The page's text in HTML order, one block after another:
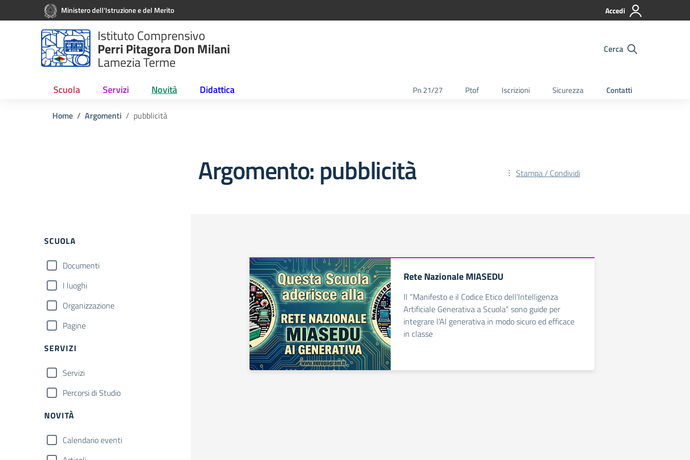
Vai ai contenuti
Vai al menu di navigazioneMinistero dell'Istruzione e del Merito Accedi
Istituto Comprensivo
Perri Pitagora Don Milani
Lamezia Terme
Cerca
Scuola Servizi Novità Didattica Pn 21/27 Ptof Iscrizioni Sicurezza Contatti
Home Argomenti pubblicità
Argomento: pubblicità Stampa / Condividi
SCUOLA
Documenti
I luoghi
Organizzazione
Pagine
SERVIZI
Servizi
Percorsi di Studio
NOVITÀ
Calendario eventi
Rete Nazionale MIASEDU
Il “Manifesto e il Codice Etico dell’Intelligenza
Artificiale Generativa a Scuola“ sono guide per
integrare l’AI generativa in modo sicuro ed efficace
in classe